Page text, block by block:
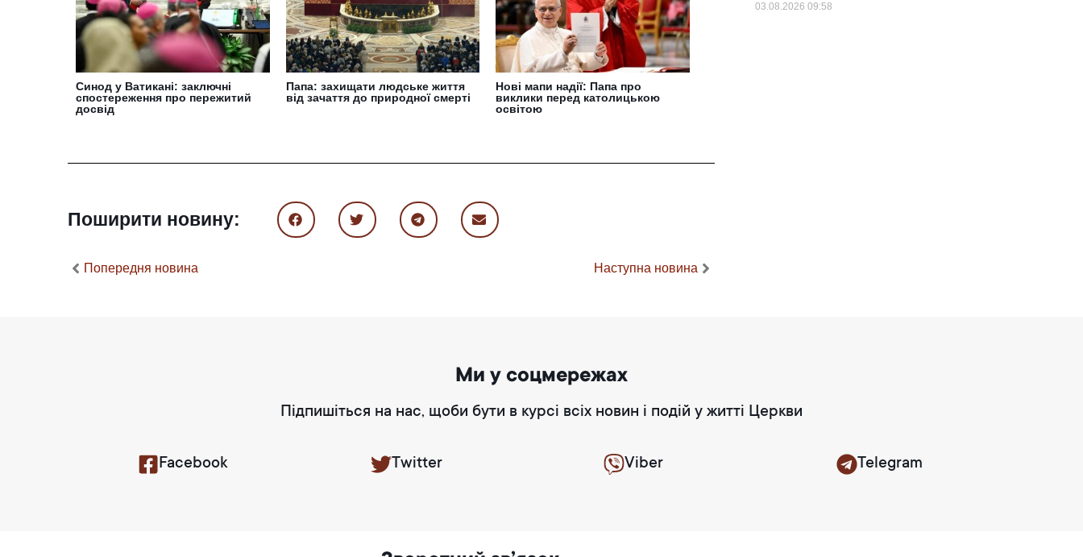
Синод у Ватикані: заключні
спостереження про пережитий
досвід
Папа: захищати людське життя
від зачаття до природної смерті
Нові мапи надії: Папа про
виклики перед католицькою
освітою
Поширити новину:
Попередня новина Наступна новина
03.08.2026 09:58
Ми у соцмережах
Підпишіться на нас, щоби бути в курсі всіх новин і подій у житті Церкви
Facebook Twitter Viber Telegram